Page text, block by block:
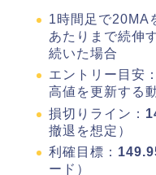
1時間足で20MA
あたりまで続伸
続いた場合
エントリー目安
高値を更新する
損切りライン：
撤退を想定）
利確目標：
ード）